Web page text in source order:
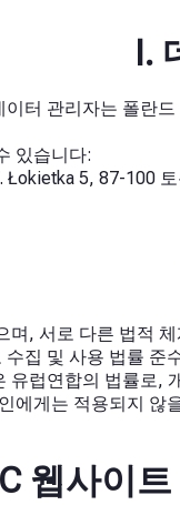
I.
터 관리자는 폴란
있습니다:
Łokietka 5, 87-100
며, 서로 다른 법적
집 및 사용 법률 준
럽연합의 법률로,
에게는 적용되지 않
웹사이